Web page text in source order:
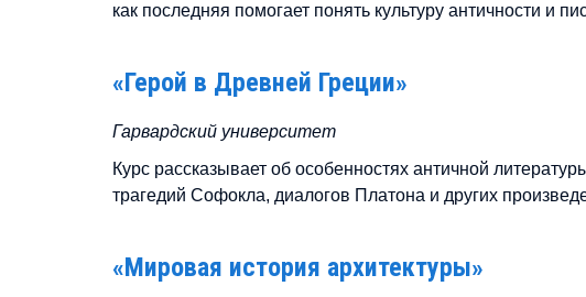
как последняя помогает понять культуру античности и
«Герой в Древней Греции»
Гарвардский университет
Курс рассказывает об особенностях античной
трагедий Софокла, диалогов Платона и других
«Мировая история архитектуры»